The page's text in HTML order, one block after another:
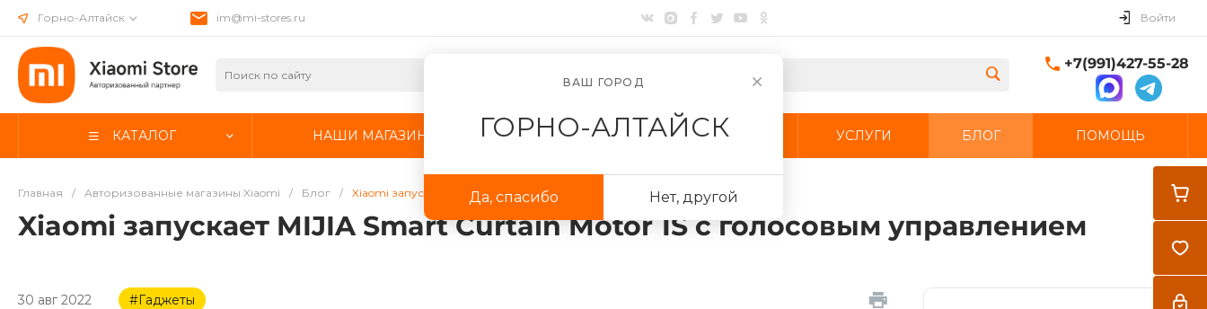
Для клиентов всех банков
Горно-Алтайск
ВАШ ГОРОД
ГОРНО-АЛТАЙСК
Да, спасибо Нет, другой
im@mi-stores.ru Войти
+7(991)427-55-28
КАТАЛОГ НАШИ МАГАЗИНЫ АКЦИИ КОМПАНИЯ УСЛУГИ БЛОГ ПОМОЩЬ
Главная / Авторизованные магазины Xiaomi / Блог / Xiaomi запускает MIJIA Smart Curtain Motor 1S с голосовым управлением
Xiaomi запускает MIJIA Smart Curtain Motor 1S с голосовым управлением
30 авг 2022 #Гаджеты